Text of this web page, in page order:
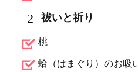
2 祓いと祈り
桃
蛤（はまぐり）のお吸